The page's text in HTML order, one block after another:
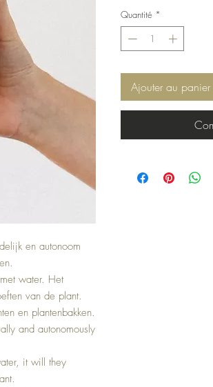
en autonoom
water. Het
van de plant.
en plantenbakken.
and autonomously
it will they
Quantité *
Ajouter au panier